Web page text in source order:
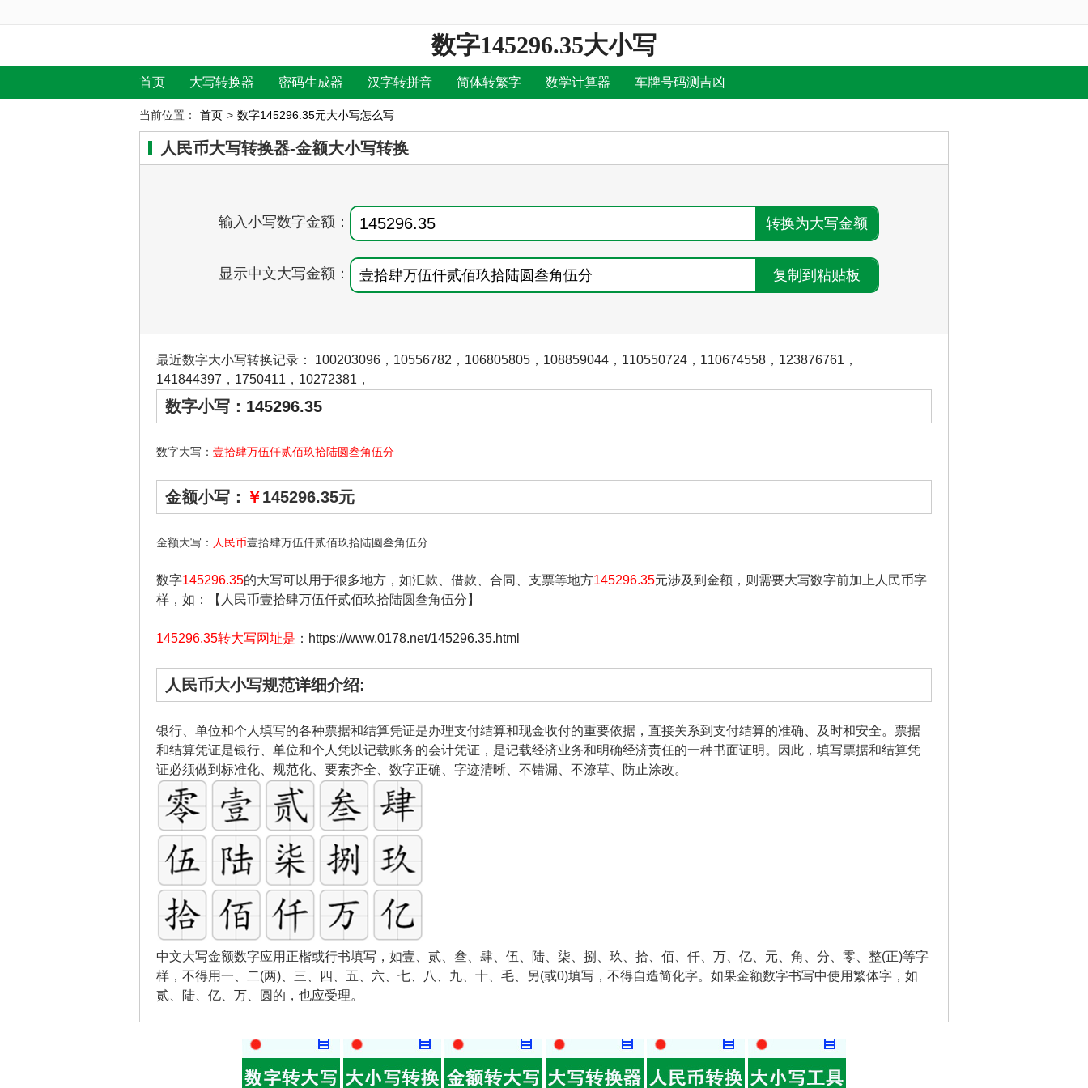
数字145296.35大小写
首页 大写转换器 密码生成器 汉字转拼音 简体转繁字 数学计算器 车牌号码测吉凶
当前位置： 首页 > 数字145296.35元大小写怎么写
人民币大写转换器-金额大小写转换
输入小写数字金额：
显示中文大写金额：
最近数字大小写转换记录： 100203096 ， 10556782 ， 106805805 ， 108859044 ， 110550724 ， 110674558 ， 123876761 ，
141844397 ， 1750411 ， 10272381 ，
数字小写： 145296.35
数字大写： 壹拾肆万伍仟贰佰玖拾陆圆叁角伍分
金额小写： ￥145296.35元
金额大写： 人民币壹拾肆万伍仟贰佰玖拾陆圆叁角伍分
数字145296.35的大写可以用于很多地方，如汇款、借款、合同、支票等地方145296.35元涉及到金额，则需要大写数字前加上人民币字
样，如：【人民币壹拾肆万伍仟贰佰玖拾陆圆叁角伍分】
145296.35转大写网址是 ： https://www.0178.net/145296.35.html
人民币大小写规范详细介绍:
银行、单位和个人填写的各种票据和结算凭证是办理支付结算和现金收付的重要依据，直接关系到支付结算的准确、及时和安全。票据
和结算凭证是银行、单位和个人凭以记载账务的会计凭证，是记载经济业务和明确经济责任的一种书面证明。因此，填写票据和结算凭
证必须做到标准化、规范化、要素齐全、数字正确、字迹清晰、不错漏、不潦草、防止涂改。
中文大写金额数字应用正楷或行书填写，如壹、贰、叁、肆、伍、陆、柒、捌、玖、拾、佰、仟、万、亿、元、角、分、零、整(正)等字
样，不得用一、二(两)、三、四、五、六、七、八、九、十、毛、另(或0)填写，不得自造简化字。如果金额数字书写中使用繁体字，如
贰、陆、亿、万、圆的，也应受理。